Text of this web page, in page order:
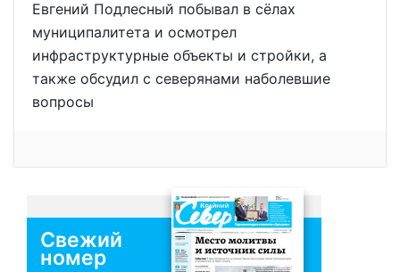
Евгений Подлесный побывал в сёлах
муниципалитета и осмотрел
инфраструктурные объекты и стройки, а
также обсудил с северянами наболевшие
вопросы
Свежий
номер